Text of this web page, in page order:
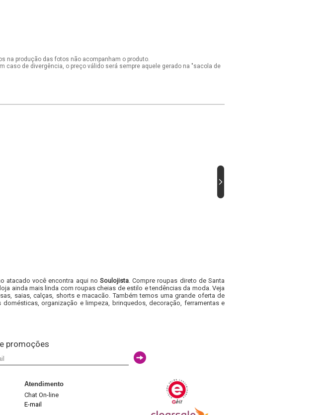
na produção das fotos não acompanham o produto.
caso de divergência, o preço válido será sempre aquele gerado na "sacola de
atacado você encontra aqui no Soulojista. Compre roupas direto de Santa
ainda mais linda com roupas cheias de estilo e tendências da moda. Veja
saias, calças, shorts e macacão. Também temos uma grande oferta de
organização e limpeza, brinquedos, decoração, ferramentas e
promoções
Atendimento
Chat On-line
E-mail